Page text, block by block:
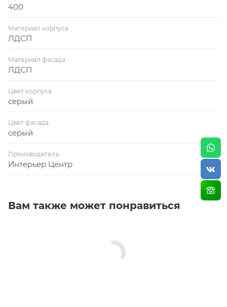
400
Материал корпуса
ЛДСП
Материал фасада
ЛДСП
Цвет корпуса
серый
Цвет фасада
серый
Производитель
Интерьер Центр
Вам также может понравиться